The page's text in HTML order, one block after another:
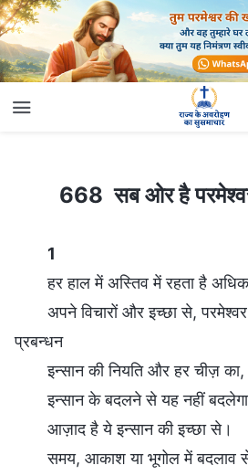
668 सब ओर है
1
हर हाल में अस्तिव में रहता है
अपने विचारों और इच्छा से,
प्रबन्धन
इन्सान की नियति और हर चीज़ का,
इन्सान के बदलने से यह नहीं
आज़ाद है ये इन्सान की इच्छा से।
समय, आकाश या भूगोल में बदलाव